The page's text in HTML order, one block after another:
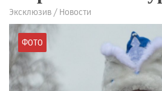
Эксклюзив / Новости
ФОТО